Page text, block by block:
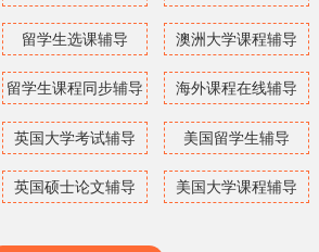
留学生选课辅导 澳洲大学课程辅导
留学生课程同步辅导 海外课程在线辅导
英国大学考试辅导 美国留学生辅导
英国硕士论文辅导 美国大学课程辅导